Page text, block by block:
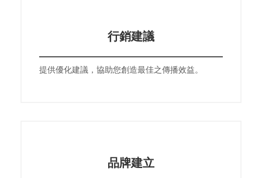
行銷建議
提供優化建議，協助您創造最佳之傳播效益。
品牌建立